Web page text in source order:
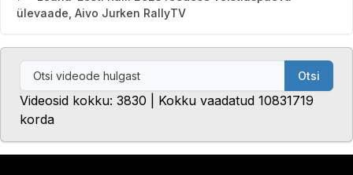
ülevaade, Aivo Jurken RallyTV
Otsi
Videosid kokku: 3830 | Kokku vaadatud 10831719
korda